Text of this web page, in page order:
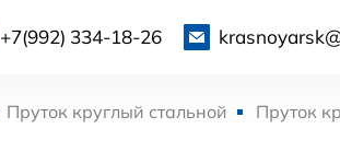
+7(992) 334-18-26
Пруток круглый стальной Пруток